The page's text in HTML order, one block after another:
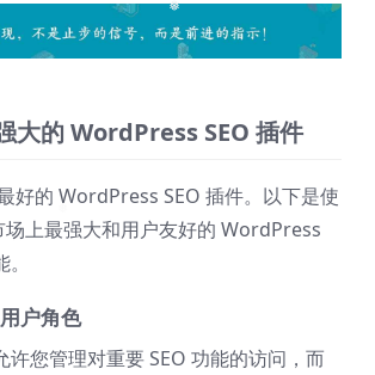
❅
❅
大的 WordPress SEO 插件
好的 WordPress SEO 插件。以下是使
场上最强大和用户友好的 WordPress
户角色
许您管理对重要 SEO 功能的访问，而